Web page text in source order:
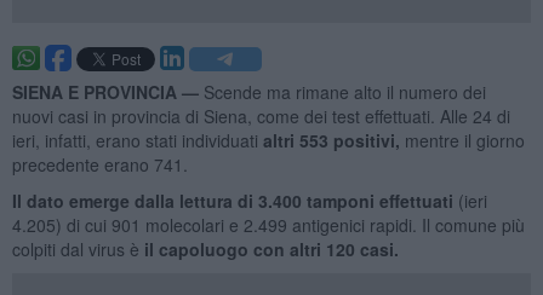
SIENA E PROVINCIA — Scende ma rimane alto il numero dei
nuovi casi in provincia di Siena, come dei test effettuati. Alle 24 di
ieri, infatti, erano stati individuati altri 553 positivi, mentre il giorno
precedente erano 741.
Il dato emerge dalla lettura di 3.400 tamponi effettuati (ieri
4.205) di cui 901 molecolari e 2.499 antigenici rapidi. Il comune più
colpiti dal virus è il capoluogo con altri 120 casi.